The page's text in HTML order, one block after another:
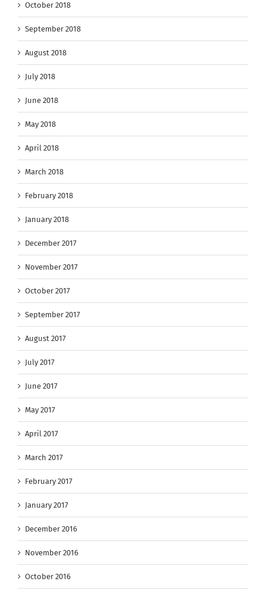
October 2018
September 2018
August 2018
July 2018
June 2018
May 2018
April 2018
March 2018
February 2018
January 2018
December 2017
November 2017
October 2017
September 2017
August 2017
July 2017
June 2017
May 2017
April 2017
March 2017
February 2017
January 2017
December 2016
November 2016
October 2016